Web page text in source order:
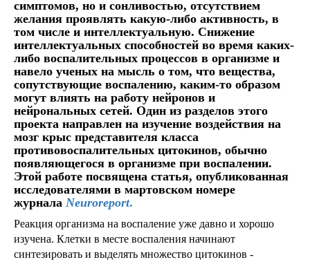
симптомов, но и сонливостью, отсутствием
желания проявлять какую-либо активность, в
том числе и интеллектуальную. Снижение
интеллектуальных способностей во время каких-
либо воспалительных процессов в организме и
навело ученых на мысль о том, что вещества,
сопутствующие воспалению, каким-то образом
могут влиять на работу нейронов и
нейрональных сетей. Один из разделов этого
проекта направлен на изучение воздействия на
мозг крыс представителя класса
противовоспалительных цитокинов, обычно
появляющегося в организме при воспалении.
Этой работе посвящена статья, опубликованная
исследователями в мартовском номере
журнала Neuroreport.
Реакция организма на воспаление уже давно и хорошо
изучена. Клетки в месте воспаления начинают
синтезировать и выделять множество цитокинов -